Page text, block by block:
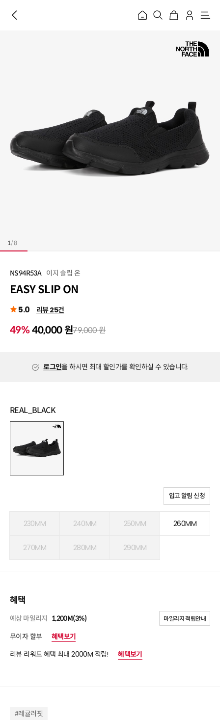
홈
메
1/8
NS94R53A 이지 슬립 온
EASY SLIP ON
5.0 리뷰 25건
49% 40,000 원79,000 원
로그인을 하시면 최대 할인가를 확인하실 수 있습니다.
REAL_BLACK
입고 알림 신청
230MM 240MM 250MM 260MM
270MM 280MM 290MM
혜택
예상 마일리지 1,200M(3%) 마일리지 적립안내
무이자 할부
혜택보기
리뷰 리워드 혜택 최대 2000M 적립!
혜택보기
#레귤러핏